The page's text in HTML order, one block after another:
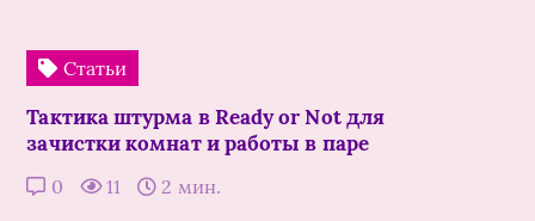
Статьи
Тактика штурма в Ready or Not для
зачистки комнат и работы в паре
0 11 2 мин.